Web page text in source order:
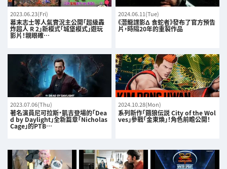
2023.06.23(Fri)
幕末志士等人氣實況主公開「超級轟
炸超人 R 2」新模式「城堡模式」遊玩
影片！親眼確…
2024.06.11(Tue)
《潛龍諜影Δ 食蛇者》發布了官方預告
片，時隔20年的重製作品
2023.07.06(Thu)
著名演員尼可拉斯・凱吉登場的「Dea
d by Daylight」全新篇章「Nicholas
Cage」的PTB…
2024.10.28(Mon)
系列新作「餓狼伝説 City of the Wol
ves」參戰「金東煥」！角色前瞻公開！